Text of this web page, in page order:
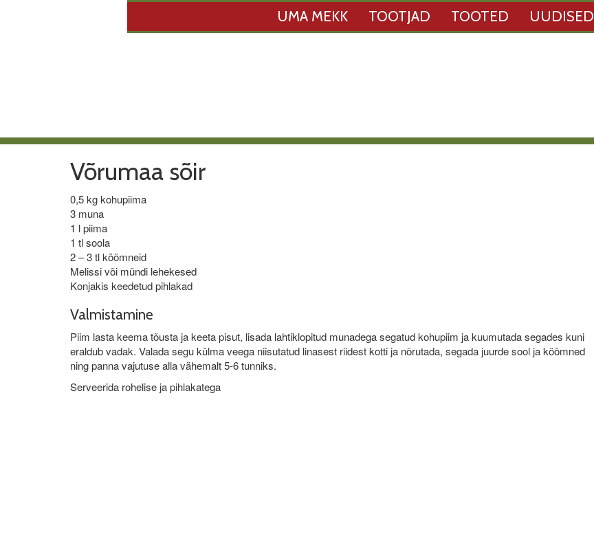
UMA MEKK TOOTJAD TOOTED UUDISED
Võrumaa sõir
0,5 kg kohupiima
3 muna
1 l piima
1 tl soola
2 – 3 tl köömneid
Melissi või mündi lehekesed
Konjakis keedetud pihlakad
Valmistamine
Piim lasta keema tõusta ja keeta pisut, lisada lahtiklopitud munadega segatud kohupiim ja kuumutada segades kuni
eraldub vadak. Valada segu külma veega niisutatud linasest riidest kotti ja nõrutada, segada juurde sool ja köömned
ning panna vajutuse alla vähemalt 5-6 tunniks.
Serveerida rohelise ja pihlakatega